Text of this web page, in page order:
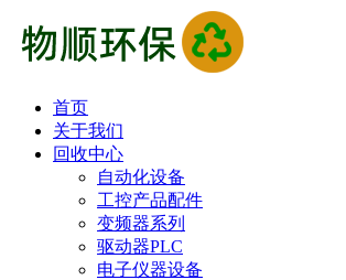
首页
关于我们
回收中心
自动化设备
工控产品配件
变频器系列
驱动器PLC
电子仪器设备